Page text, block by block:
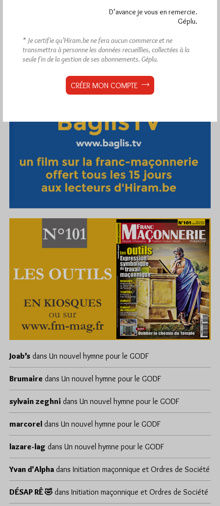
Joab’s dans Un nouvel hymne pour le GODF
Brumaire dans Un nouvel hymne pour le GODF
sylvain zeghni dans Un nouvel hymne pour le GODF
marcorel dans Un nouvel hymne pour le GODF
lazare-lag dans Un nouvel hymne pour le GODF
Yvan d'Alpha dans Initiation maçonnique et Ordres de Société
DÉSAP RÊ 🤣 dans Initiation maçonnique et Ordres de Société
D’avance je vous en remercie.
Géplu.
* Je certifie qu’Hiram.be ne fera aucun commerce et ne
transmettra à personne les données recueillies, collectées à la
seule fin de la gestion de ses abonnements. Géplu.
CRÉER MON COMPTE